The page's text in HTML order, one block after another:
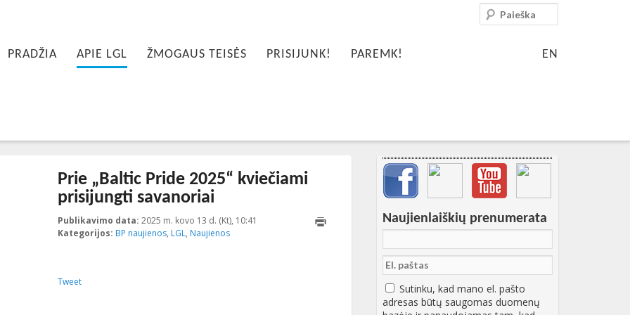
PRADŽIA APIE LGL ŽMOGAUS TEISĖS PRISIJUNK! PAREMK! EN
Paieška
Prie „Baltic Pride 2025“ kviečiami
prisijungti savanoriai
Publikavimo data: 2025 m. kovo 13 d. (Kt), 10:41
2025-05-30T11:10:42+00:00
Kategorijos: BP naujienos, LGL, Naujienos
Tweet
Svarbių įrašų meniu
Naujienlaiškių prenumerata
Sutinku, kad mano el. pašto
adresas būtų saugomas duomenų